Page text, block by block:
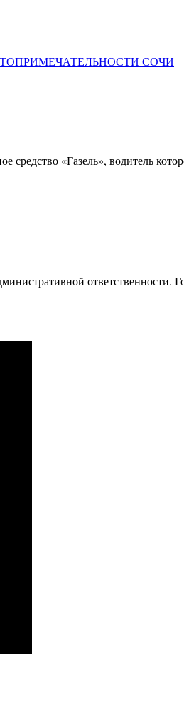
СОЧИ
«Газель», водитель
ответственности.